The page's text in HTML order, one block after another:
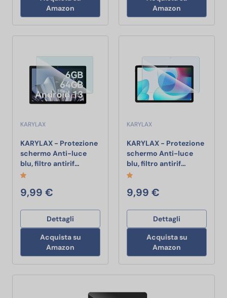
Amazon
Amazon
KARYLAX
KARYLAX - Protezione
schermo Anti-luce
blu, filtro antirif… KARYLAX - Protezione schermo Anti-
9,99 €
Dettagli
Acquista su
Amazon
KARYLAX
KARYLAX - Protezione
schermo Anti-luce
blu, filtro antirif…
9,99 €
Dettagli
Acquista su
Amazon